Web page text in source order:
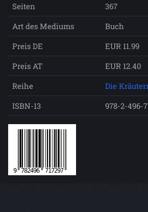
Seiten
367
Art des Mediums
Buch
Preis DE
EUR 11.99
Preis AT
EUR 12.40
Reihe
Die
ISBN-13
978-2-496-